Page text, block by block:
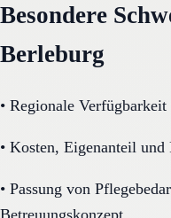
Besondere
Berleburg
• Regionale
• Kosten, Eigenanteil
• Passung von